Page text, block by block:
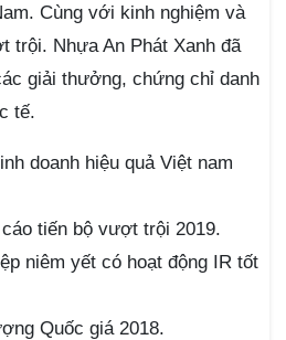
Cùng với kinh nghiệm và
trội. Nhựa An Phát Xanh đã
giải thưởng, chứng chỉ danh
tế.
doanh hiệu quả Việt nam
tiến bộ vượt trội 2019.
niêm yết có hoạt động IR tốt
Quốc giá 2018.